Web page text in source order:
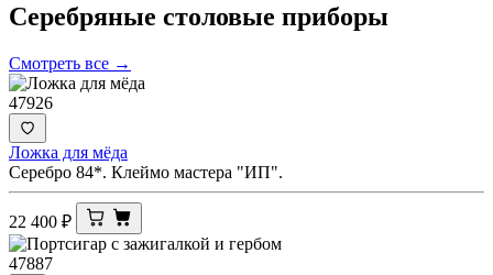
Серебряные столовые приборы
Смотреть все →
47926
Ложка для мёда
Серебро 84*. Клеймо мастера "ИП".
22 400 ₽
47887